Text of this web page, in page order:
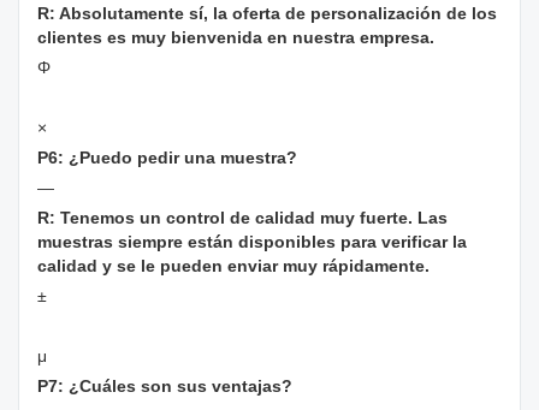
R: Absolutamente sí, la oferta de personalización de los
clientes es muy bienvenida en nuestra empresa.
Φ
×
P6: ¿Puedo pedir una muestra?
—
R: Tenemos un control de calidad muy fuerte. Las
muestras siempre están disponibles para verificar la
calidad y se le pueden enviar muy rápidamente.
±
μ
P7: ¿Cuáles son sus ventajas?